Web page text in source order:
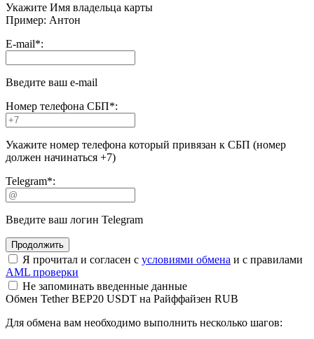
Укажите Имя владельца карты
Пример: Антон
E-mail*:
Введите ваш e-mail
Номер телефона СБП*:
Укажите номер телефона который привязан к СБП (номер
должен начинаться +7)
Telegram*:
Введите ваш логин Telegram
Я прочитал и согласен с условиями обмена и с правилами
AML проверки
Не запоминать введенные данные
Обмен Tether BEP20 USDT на Райффайзен RUB
Для обмена вам необходимо выполнить несколько шагов: